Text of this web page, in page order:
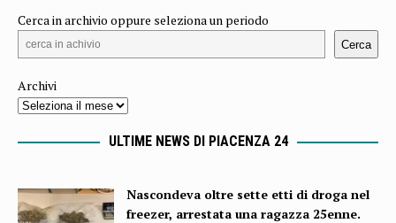
Cerca in archivio oppure seleziona un periodo
Cerca
Archivi
ULTIME NEWS DI PIACENZA 24
Nascondeva oltre sette etti di droga nel
freezer, arrestata una ragazza 25enne.